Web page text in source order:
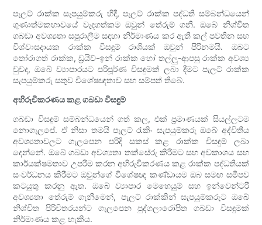
පැලට් රාක්ක සැපයුම්කරු හිදී, පැලට් රාක්ක පද්ධති සම්බන්ධයෙන්
ගුණාත්මකභාවයේ වැදගත්කම ඔවුන් තේරුම් ගනී. ඔබේ නිශ්චිත
ගබඩා අවශ්‍යතා සපුරාලීම සඳහා නිර්මාණය කර ඇති කල් පවතින සහ
විශ්වාසදායක රාක්ක විසඳුම් රාශියක් ඔවුන් පිරිනමයි. ඔබට
තෝරාගත් රාක්ක, ඩ්‍රයිව්-ඉන් රාක්ක හෝ තල්ලු-ආපසු රාක්ක අවශ්‍ය
වුවද, ඔබේ ව්‍යාපාරයට පරිපූර්ණ විසඳුමක් ලබා දීමට පැලට් රාක්ක
සැපයුම්කරු සතුව විශේෂඥතාව සහ සම්පත් තිබේ.
අභිරුචිකරණය කළ ගබඩා විසඳුම්
ගබඩා විසඳුම් සම්බන්ධයෙන් ගත් කල, එක් ප්‍රමාණයක් සියල්ලටම
නොගැලපේ. ඒ නිසා තමයි පැලට් රැකිං සැපයුම්කරු ඔබේ අද්විතීය
අවශ්‍යතාවලට ගැලපෙන පරිදි සකස් කළ රාක්ක විසඳුම් ලබා
දෙන්නේ. ඔබේ ගබඩා අවශ්‍යතා තක්සේරු කිරීමට සහ අවකාශය සහ
කාර්යක්ෂමතාව උපරිම කරන අභිරුචිකරණය කළ රාක්ක පද්ධතියක්
සංවර්ධනය කිරීමට ඔවුන්ගේ විශේෂඥ කණ්ඩායම ඔබ සමඟ සමීපව
කටයුතු කරනු ඇත. ඔබේ ව්‍යාපාර මෙහෙයුම් සහ ඉන්වෙන්ටරි
අවශ්‍යතා තේරුම් ගැනීමෙන්, පැලට් රාක්කින් සැපයුම්කරුට ඔබේ
නිශ්චිත පිරිවිතරයන්ට ගැලපෙන පුද්ගලාරෝපිත ගබඩා විසඳුමක්
නිර්මාණය කළ හැකිය.